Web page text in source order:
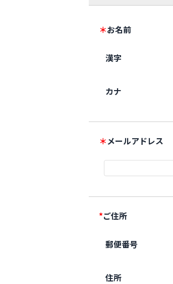
＊お名前
漢字
カナ
＊メールアドレス
*ご住所
郵便番号
住所